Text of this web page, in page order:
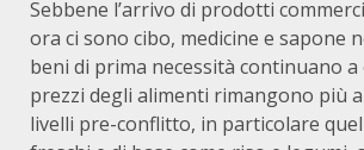
Sebbene l’arrivo di prodotti
ora ci sono cibo, medicine e sapone
beni di prima necessità continuano a
prezzi degli alimenti rimangono più
livelli pre-conflitto, in particolare